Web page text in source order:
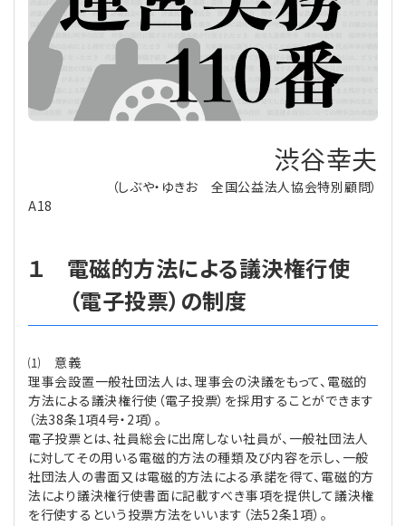
評議員
登記関連
法改正-法人運営
寄附
税務
電子帳簿保存法
給与計算
法改正-労務
利益相反取引
個人情報
経営
資産運用
連載
連載
【連載】オピニオンリーダーのnote
【連載】会計相談室
【連載】公益法人運営実務の処方箋
【連載】公益法人会計検定試験一問一答
【連載】公益法人のための「新公益信託」活用戦略
【連載】公益法人制度のリアル
【連載】採用・定着・育成のための人事戦略
【連載】シェアコモン200インタビュー
【連載】シェアコモン200 誌上相談室
【連載】実務と税務のポイント
【連載】事務局だよりPLUS
【連載】テーマで紐解く逆引きガイドライン
【連載】悩みと向き合う経営学
無料記事
公益・一般法人オンラインとは
専門誌一覧
お問合せ
プライバシーポリシー
渋谷幸夫
（しぶや・ゆきお 全国公益法人協会特別顧問）
A18
１ 電磁的方法による議決権行使
（電子投票）の制度
⑴ 意義
理事会設置一般社団法人は、理事会の決議をもって、電磁的
方法による議決権行使（電子投票）を採用することができます
（法38条1項4号・2項）。
電子投票とは、社員総会に出席しない社員が、一般社団法人
に対してその用いる電磁的方法の種類及び内容を示し、一般
社団法人の書面又は電磁的方法による承諾を得て、電磁的方
法により議決権行使書面に記載すべき事項を提供して議決権
を行使するという投票方法をいいます（法52条1項）。